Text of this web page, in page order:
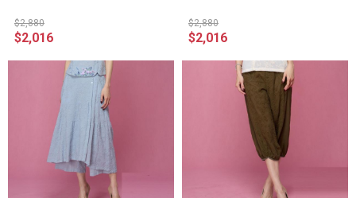
$2,880
$2,016
$2,880
$2,016